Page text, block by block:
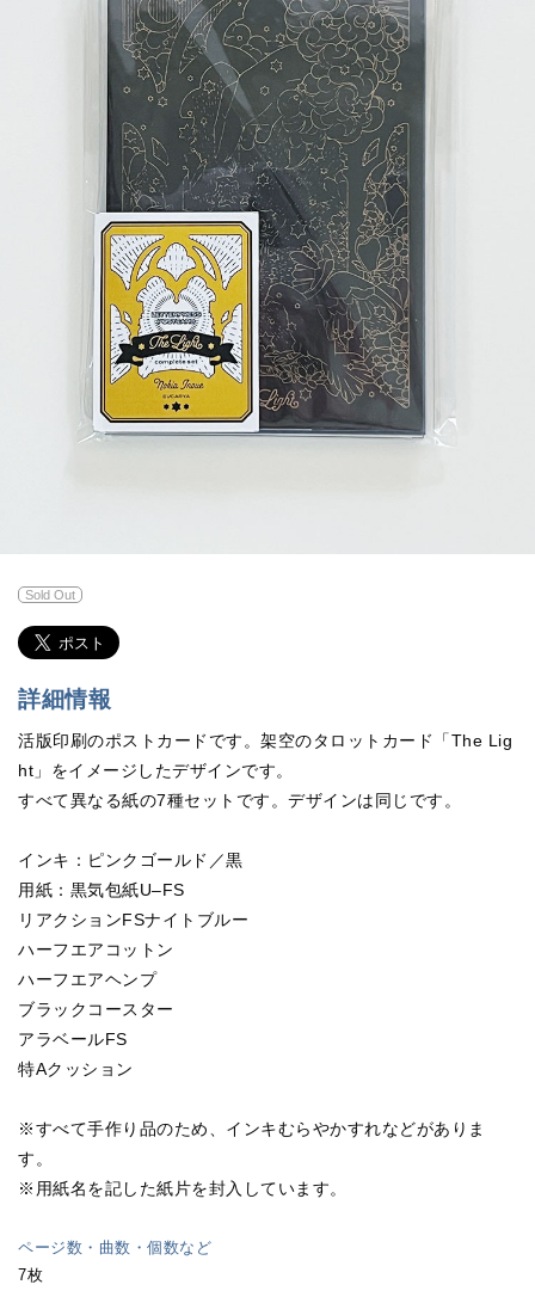
Sold Out
詳細情報
活版印刷のポストカードです。架空のタロットカード「The Lig
ht」をイメージしたデザインです。
すべて異なる紙の7種セットです。デザインは同じです。
インキ：ピンクゴールド／黒
用紙：黒気包紙U–FS
リアクションFSナイトブルー
ハーフエアコットン
ハーフエアヘンプ
ブラックコースター
アラベールFS
特Aクッション
※すべて手作り品のため、インキむらやかすれなどがありま
す。
※用紙名を記した紙片を封入しています。
ページ数・曲数・個数など
7枚